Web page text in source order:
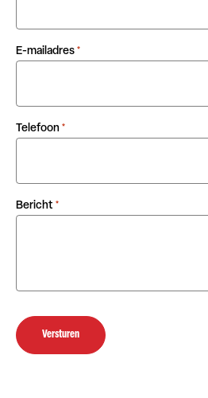
E-mailadres *
Telefoon *
Bericht *
Versturen